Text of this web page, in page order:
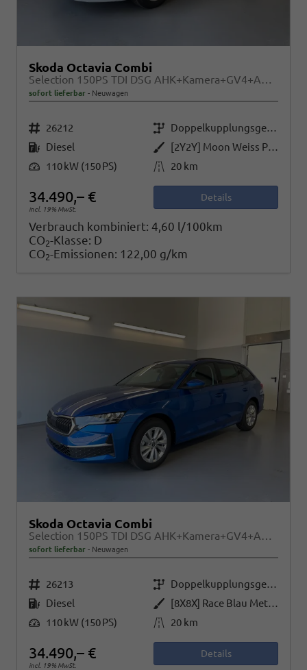
Skoda Octavia Combi
Selection 150PS TDI DSG AHK+Kamera+GV4+ACC+TravelAssist+Sunset+Alu+LightAssist
sofort lieferbar Neuwagen
Fahrzeugnr. 26212 Getriebe
Doppelkupplungsgetriebe (DSG)
Kraftstoff Diesel Außenfarbe
[2Y2Y] Moon Weiss Perleffekt
Leistung 110 kW (150 PS) Kilometerstand 20 km
34.490,– €
incl. 19% MwSt.
Details
Verbrauch kombiniert: 4,60 l/100km
CO2-Klasse: D
CO2-Emissionen: 122,00 g/km
Skoda Octavia Combi
Selection 150PS TDI DSG AHK+Kamera+GV4+ACC+TravelAssist+Sunset+Alu+LightAssist
sofort lieferbar Neuwagen
Fahrzeugnr. 26213 Getriebe
Doppelkupplungsgetriebe (DSG)
Kraftstoff Diesel Außenfarbe
[8X8X] Race Blau Metallic
Leistung 110 kW (150 PS) Kilometerstand 20 km
34.490,– €
incl. 19% MwSt.
Details